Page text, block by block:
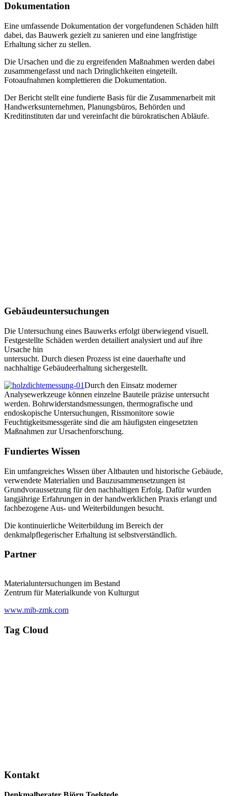
Dokumentation
Eine umfassende Dokumentation der vorgefundenen Schäden hilft
dabei, das Bauwerk gezielt zu sanieren und eine langfristige
Erhaltung sicher zu stellen.
Die Ursachen und die zu ergreifenden Maßnahmen werden dabei
zusammengefasst und nach Dringlichkeiten eingeteilt.
Fotoaufnahmen komplettieren die Dokumentation.
Der Bericht stellt eine fundierte Basis für die Zusammenarbeit mit
Handwerksunternehmen, Planungsbüros, Behörden und
Kreditinstituten dar und vereinfacht die bürokratischen Abläufe.
Gebäudeuntersuchungen
Die Untersuchung eines Bauwerks erfolgt überwiegend visuell.
Festgestellte Schäden werden detailiert analysiert und auf ihre
Ursache hin
untersucht. Durch diesen Prozess ist eine dauerhafte und
nachhaltige Gebäudeerhaltung sichergestellt.
Durch den Einsatz moderner
Analysewerkzeuge können einzelne Bauteile präzise untersucht
werden. Bohrwiderstandsmessungen, thermografische und
endoskopische Untersuchungen, Rissmonitore sowie
Feuchtigkeitsmessgeräte sind die am häufigsten eingesetzten
Maßnahmen zur Ursachenforschung.
Fundiertes Wissen
Ein umfangreiches Wissen über Altbauten und historische Gebäude,
verwendete Materialien und Bauzusammensetzungen ist
Grundvoraussetzung für den nachhaltigen Erfolg. Dafür wurden
langjährige Erfahrungen in der handwerklichen Praxis erlangt und
fachbezogene Aus- und Weiterbildungen besucht.
Die kontinuierliche Weiterbildung im Bereich der
denkmalpflegerischer Erhaltung ist selbstverständlich.
Partner
Materialuntersuchungen im Bestand
Zentrum für Materialkunde von Kulturgut
www.mib-zmk.com
Tag Cloud
Kontakt